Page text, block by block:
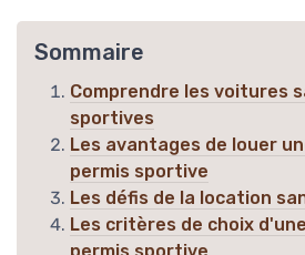
Sommaire
Comprendre les voitures
sportives
Les avantages de louer
permis sportive
Les défis de la location
Les critères de choix